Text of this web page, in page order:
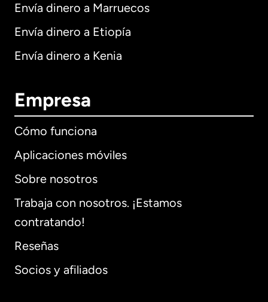
Envía dinero a Marruecos
Envía dinero a Etiopía
Envía dinero a Kenia
Empresa
Cómo funciona
Aplicaciones móviles
Sobre nosotros
Trabaja con nosotros. ¡Estamos
contratando!
Reseñas
Socios y afiliados